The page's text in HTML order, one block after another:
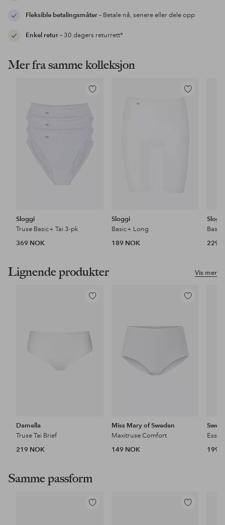
Fleksible betalingsmåter– Betale nå, senere eller dele opp
Enkel retur– 30 dagers returrett*
Mer fra samme kolleksjon
Legg
til
favoritter
Sloggi
Truse Basic+ Tai 3-pk
369 NOK
Legg
Sloggi
Basic+ Long
189 NOK
229
Vis mer
Lignende produkter
Legg
Damella
Truse Tai Brief
219 NOK
Legg
Miss Mary of Sweden
Maxitruse Comfort
149 NOK
199
Samme passform
Legg
Legg